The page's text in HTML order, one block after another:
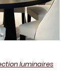
luminaires